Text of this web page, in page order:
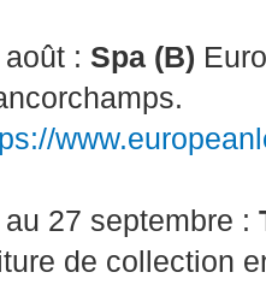
: Spa (B)
au 27 septembre :
de collection